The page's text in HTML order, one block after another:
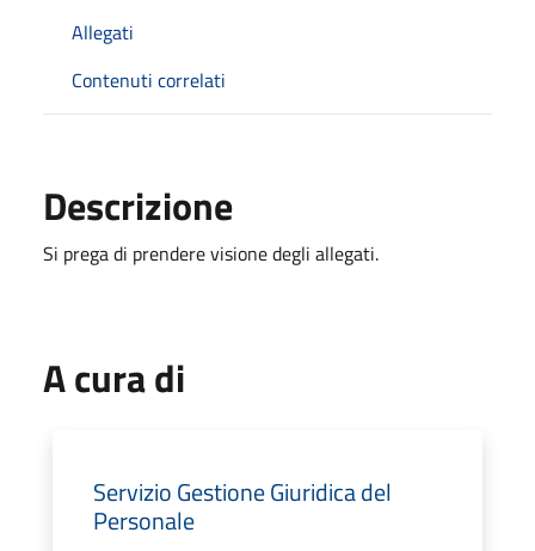
Allegati
Contenuti correlati
Descrizione
Si prega di prendere visione degli allegati.
A cura di
Servizio Gestione Giuridica del
Personale